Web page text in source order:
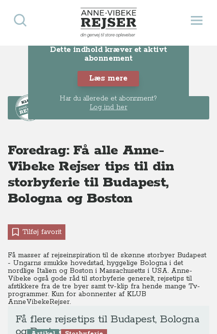
Anne-Vibeke Rejser
din genvej til store oplevelser
Åbn
Søg
Dette indhold kræver et aktivt
abonnement
Læs mere
Har du allerede et abonnment?
Log ind her
Dette er KLUB-
Foredrag: Få alle Anne-
Vibeke Rejser tips til din
storbyferie til Budapest,
Bologna og Boston
Tilføj favorit
Få masser af rejseinspiration til de skønne storbyer Budapest
- Ungarns smukke hovedstad, hyggelige Bologna i det
nordlige Italien og Boston i Massachusetts i USA. Anne-
Vibeke også gode råd til storbyferie generelt, rejsetips til
afstikkere fra de tre byer samt tv-klip fra hende mange Tv-
programmer. Kun for abonnenter af KLUB
AnneVibekeRejser.
Få flere rejsetips til Budapest, Bologna